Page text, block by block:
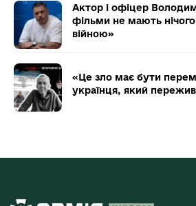
Актор і офіцер
фільми не мають нічого
війною»
«Це зло має бути
українця, який